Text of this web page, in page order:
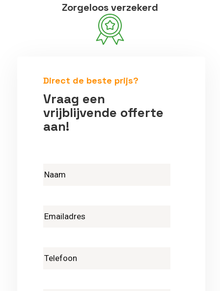
Zorgeloos verzekerd
Direct de beste prijs?
Vraag een
vrijblijvende offerte
aan!